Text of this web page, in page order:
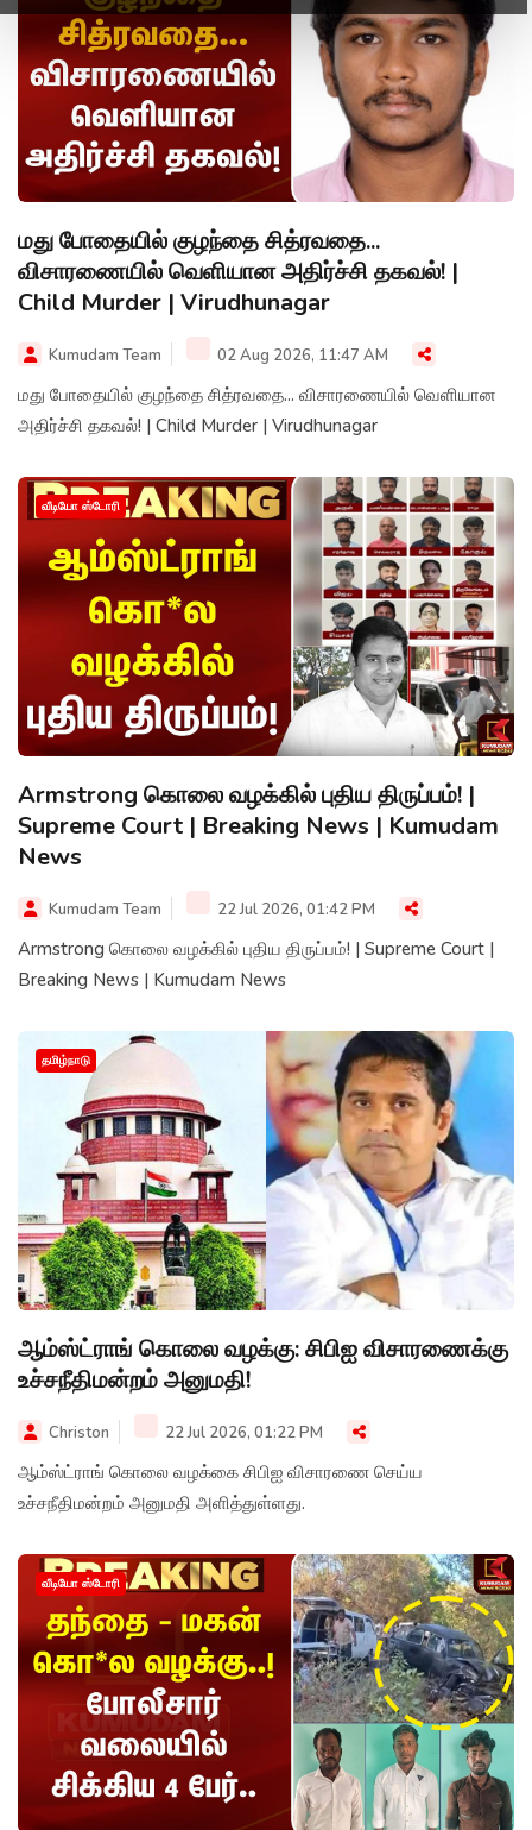
மது போதையில் குழந்தை சித்ரவதை...
விசாரணையில் வெளியான அதிர்ச்சி தகவல்! |
Child Murder | Virudhunagar
Kumudam Team 02 Aug 2026, 11:47 AM
மது போதையில் குழந்தை சித்ரவதை... விசாரணையில் வெளியான
அதிர்ச்சி தகவல்! | Child Murder | Virudhunagar
வீடியோ ஸ்டோரி
Armstrong கொலை வழக்கில் புதிய திருப்பம்! |
Supreme Court | Breaking News | Kumudam
News
Kumudam Team 22 Jul 2026, 01:42 PM
Armstrong கொலை வழக்கில் புதிய திருப்பம்! | Supreme Court |
Breaking News | Kumudam News
தமிழ்நாடு
ஆம்ஸ்ட்ராங் கொலை வழக்கு: சிபிஐ விசாரணைக்கு
உச்சநீதிமன்றம் அனுமதி!
Christon 22 Jul 2026, 01:22 PM
ஆம்ஸ்ட்ராங் கொலை வழக்கை சிபிஐ விசாரணை செய்ய
உச்சநீதிமன்றம் அனுமதி அளித்துள்ளது.
வீடியோ ஸ்டோரி